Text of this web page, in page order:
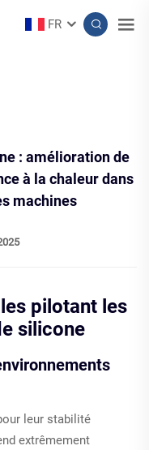
FR
: amélioration de
à la chaleur dans
machines
pilotant les
silicone
leur stabilité
extrêmement